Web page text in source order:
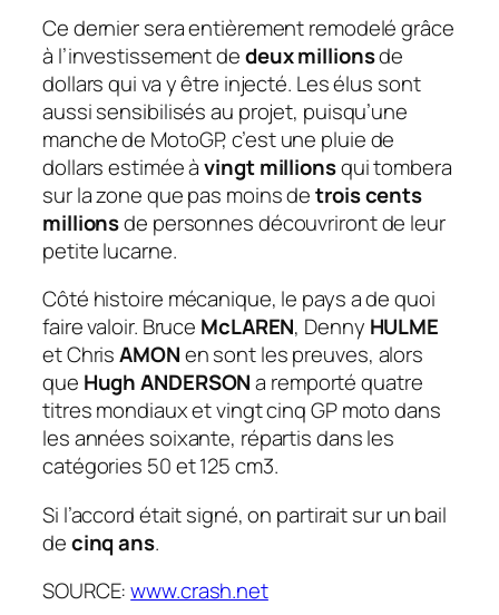
Ce dernier sera entièrement remodelé grâce
à l’investissement dedeux millionsde
dollars qui va y être injecté. Les élus sont
aussi sensibilisés au projet, puisqu’une
manche de MotoGP, c’est une pluie de
dollars estimée àvingt millionsqui tombera
sur la zone que pas moins detrois cents
millionsde personnes découvriront de leur
petite lucarne.
Côté histoire mécanique, le pays a de quoi
faire valoir. Bruce McLAREN, Denny HULME
et ChrisAMONen sont les preuves, alors
que Hugh ANDERSONa remporté quatre
titres mondiaux et vingt cinq GP moto dans
les années soixante, répartis dans les
catégories 50 et 125 cm3.
Si l’accord était signé, on partirait sur un bail
decinq ans.
SOURCE:www.crash.net